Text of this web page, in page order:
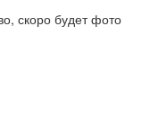
скоро будет фото